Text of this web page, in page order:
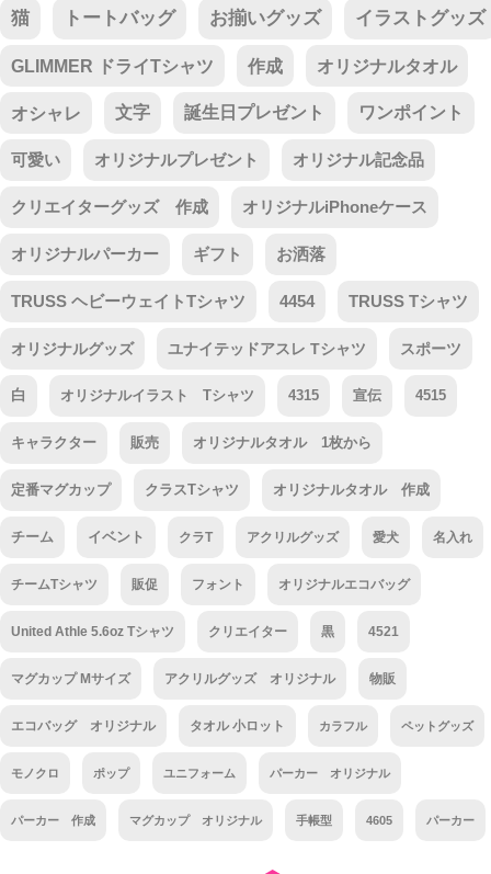
猫 トートバッグ お揃いグッズ イラストグッズ
GLIMMER ドライTシャツ 作成 オリジナルタオル
オシャレ 文字 誕生日プレゼント ワンポイント
可愛い オリジナルプレゼント オリジナル記念品
クリエイターグッズ 作成 オリジナルiPhoneケース
オリジナルパーカー ギフト お洒落
TRUSS ヘビーウェイトTシャツ 4454 TRUSS Tシャツ
オリジナルグッズ ユナイテッドアスレ Tシャツ スポーツ
白 オリジナルイラスト Tシャツ 4315 宣伝 4515
キャラクター 販売 オリジナルタオル 1枚から
定番マグカップ クラスTシャツ オリジナルタオル 作成
チーム イベント クラT アクリルグッズ 愛犬 名入れ
チームTシャツ 販促 フォント オリジナルエコバッグ
United Athle 5.6oz Tシャツ クリエイター 黒 4521
マグカップ Mサイズ アクリルグッズ オリジナル 物販
エコバッグ オリジナル タオル 小ロット カラフル ペットグッズ
モノクロ ポップ ユニフォーム パーカー オリジナル
パーカー 作成 マグカップ オリジナル 手帳型 4605 パーカー